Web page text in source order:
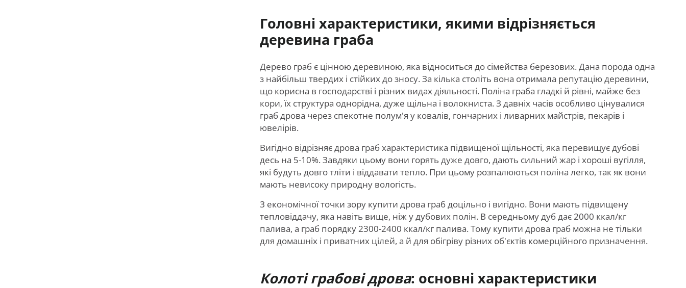
Головні характеристики, якими відрізняється
деревина граба
Дерево граб є цінною деревиною, яка відноситься до сімейства березових. Дана порода одна
з найбільш твердих і стійких до зносу. За кілька століть вона отримала репутацію деревини,
що корисна в господарстві і різних видах діяльності. Поліна граба гладкі й рівні, майже без
кори, їх структура однорідна, дуже щільна і волокниста. З давніх часів особливо цінувалися
граб дрова через спекотне полум'я у ковалів, гончарних і ливарних майстрів, пекарів і
ювелірів.
Вигідно відрізняє дрова граб характеристика підвищеної щільності, яка перевищує дубові
десь на 5-10%. Завдяки цьому вони горять дуже довго, дають сильний жар і хороші вугілля,
які будуть довго тліти і віддавати тепло. При цьому розпалюються поліна легко, так як вони
мають невисоку природну вологість.
З економічної точки зору купити дрова граб доцільно і вигідно. Вони мають підвищену
тепловіддачу, яка навіть вище, ніж у дубових полін. В середньому дуб дає 2000 ккал/кг
палива, а граб порядку 2300-2400 ккал/кг палива. Тому купити дрова граб можна не тільки
для домашніх і приватних цілей, а й для обігріву різних об'єктів комерційного призначення.
Колоті грабові дрова: основні характеристики